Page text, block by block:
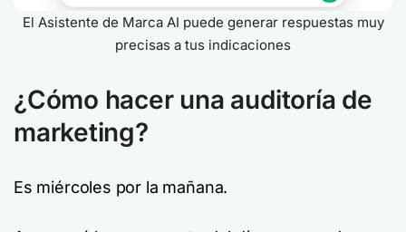
El Asistente de Marca AI puede generar respuestas muy
precisas a tus indicaciones
¿Cómo hacer una auditoría de
marketing?
Es miércoles por la mañana.